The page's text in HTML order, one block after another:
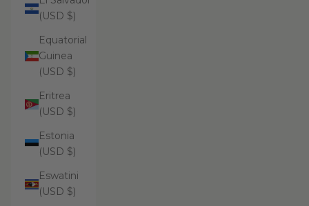
(USD $)
Equatorial
Guinea
(USD $)
Eritrea
(USD $)
Estonia
(USD $)
Eswatini
(USD $)